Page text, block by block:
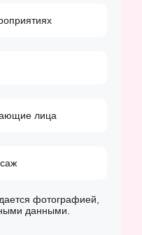
лица
фотографией,
данными.